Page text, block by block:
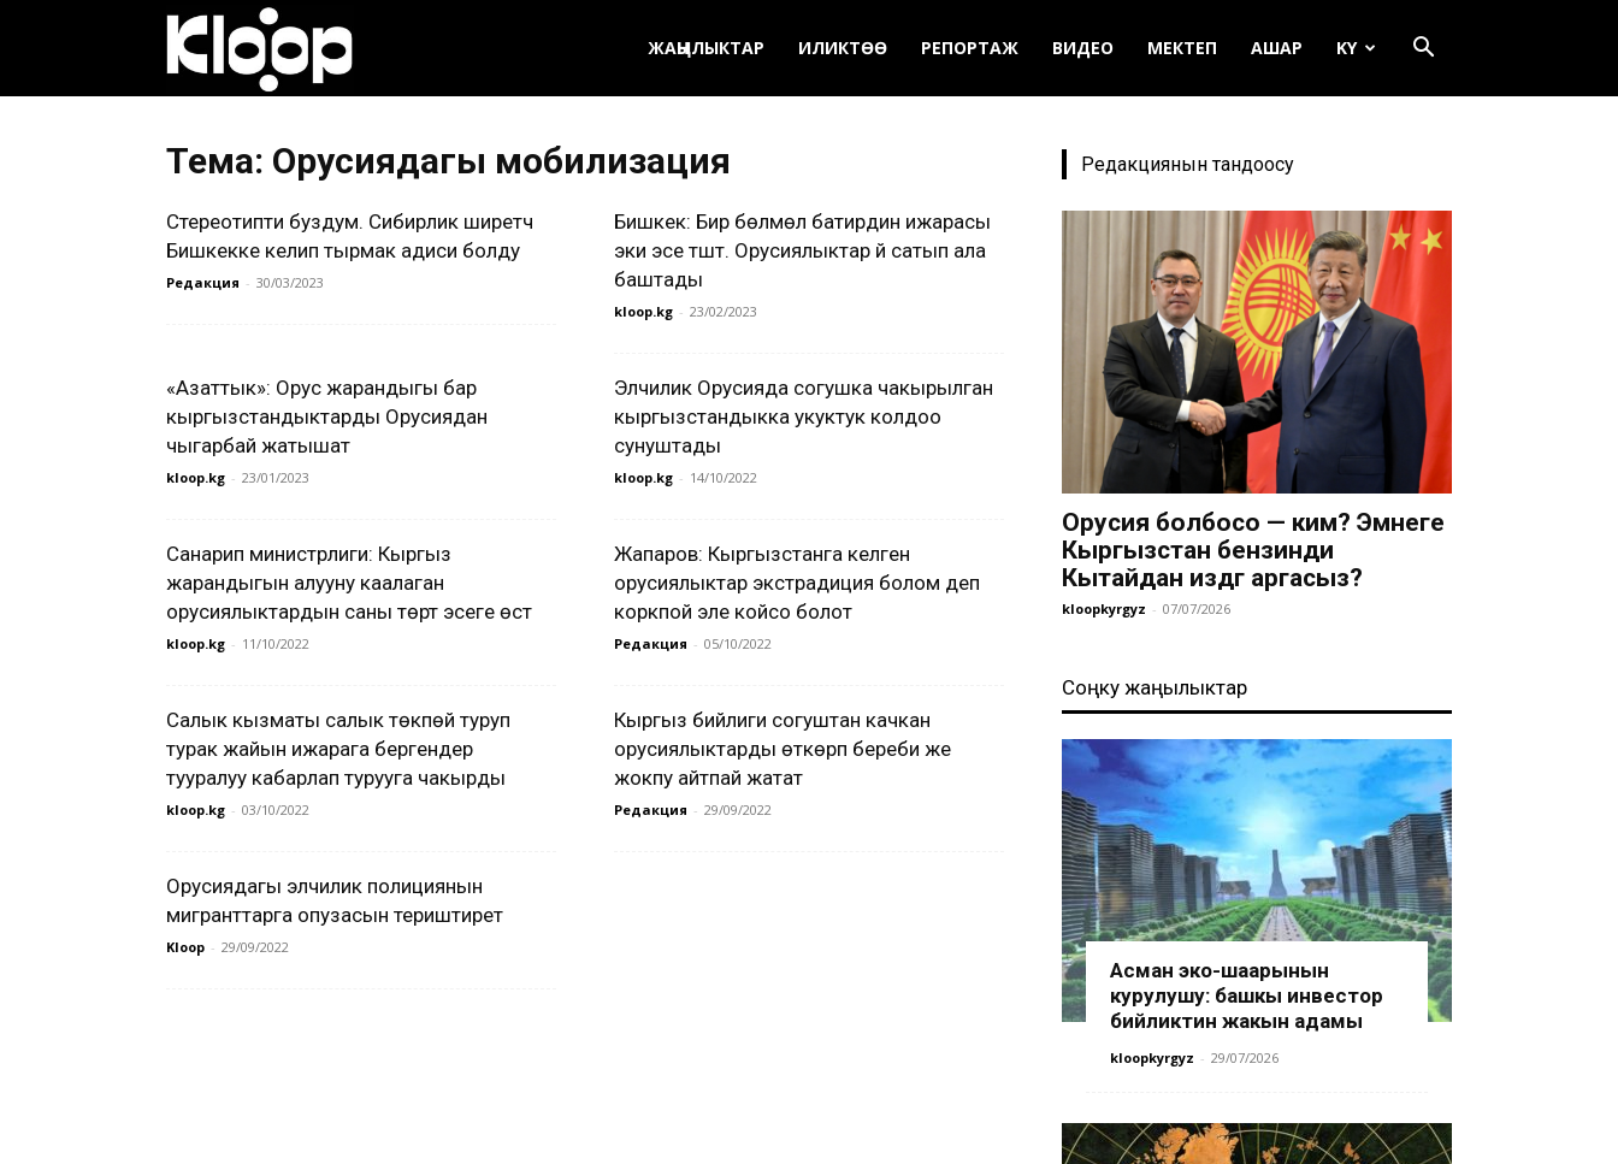
жаңылыктары
ЖАҢЫЛЫКТАР ИЛИКТӨӨ РЕПОРТАЖ ВИДЕО МЕКТЕП АШАР KY
Тема: Орусиядагы мобилизация
Стереотипти буздум. Сибирлик ширетүүчү
Бишкекке келип тырмак адиси болду
Редакция - 30/03/2023
Бишкек: Бир бөлмөлүү батирдин ижарасы
эки эсе түштү. Орусиялыктар үй сатып ала
баштады
kloop.kg - 23/02/2023
«Азаттык»: Орус жарандыгы бар
кыргызстандыктарды Орусиядан
чыгарбай жатышат
kloop.kg - 23/01/2023
Элчилик Орусияда согушка чакырылган
кыргызстандыкка укуктук колдоо
сунуштады
kloop.kg - 14/10/2022
Санарип министрлиги: Кыргыз
жарандыгын алууну каалаган
орусиялыктардын саны төрт эсеге өстү
kloop.kg - 11/10/2022
Жапаров: Кыргызстанга келген
орусиялыктар экстрадиция болом деп
коркпой эле койсо болот
Редакция - 05/10/2022
Салык кызматы салык төкпөй туруп
турак жайын ижарага бергендер
тууралуу кабарлап турууга чакырды
kloop.kg - 03/10/2022
Кыргыз бийлиги согуштан качкан
орусиялыктарды өткөрүп береби же
жокпу айтпай жатат
Редакция - 29/09/2022
Орусиядагы элчилик полициянын
мигранттарга опузасын териштирет
Kloop - 29/09/2022
Редакциянын тандоосу
Орусия болбосо — ким? Эмнеге
Кыргызстан бензинди
Кытайдан издөөгө аргасыз?
kloopkyrgyz - 07/07/2026
Соңку жаңылыктар
Асман эко-шаарынын
курулушу: башкы инвестор
бийликтин жакын адамы
kloopkyrgyz - 29/07/2026